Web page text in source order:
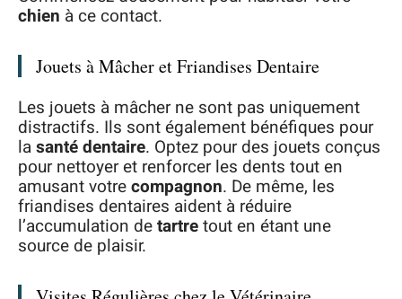
chien à ce contact.
Jouets à Mâcher et Friandises Dentaire
Les jouets à mâcher ne sont pas uniquement
distractifs. Ils sont également bénéfiques pour
lasanté dentaire. Optez pour des jouets conçus
pour nettoyer et renforcer les dents tout en
amusant votrecompagnon. De même, les
friandises dentaires aident à réduire
l’accumulation detartretout en étant une
source de plaisir.